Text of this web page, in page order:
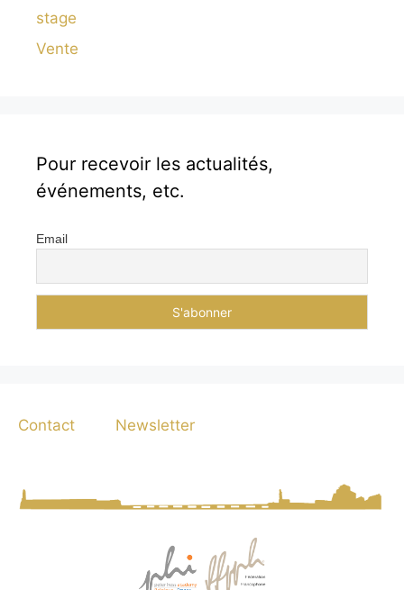
stage
Vente
Pour recevoir les actualités,
événements, etc.
Email
Contact Newsletter